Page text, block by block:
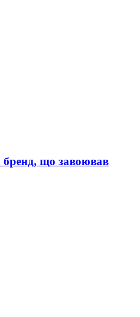
бренд, що завоював